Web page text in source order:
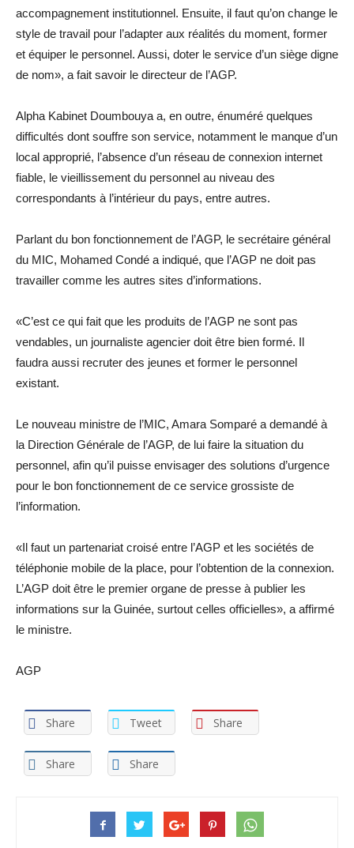
accompagnement institutionnel. Ensuite, il faut qu’on change le
style de travail pour l’adapter aux réalités du moment, former
et équiper le personnel. Aussi, doter le service d’un siège digne
de nom», a fait savoir le directeur de l’AGP.
Alpha Kabinet Doumbouya a, en outre, énuméré quelques
difficultés dont souffre son service, notamment le manque d’un
local approprié, l’absence d’un réseau de connexion internet
fiable, le vieillissement du personnel au niveau des
correspondants à l’intérieur du pays, entre autres.
Parlant du bon fonctionnement de l’AGP, le secrétaire général
du MIC, Mohamed Condé a indiqué, que l’AGP ne doit pas
travailler comme les autres sites d’informations.
«C’est ce qui fait que les produits de l’AGP ne sont pas
vendables, un journaliste agencier doit être bien formé. Il
faudra aussi recruter des jeunes et former le personnel
existant.
Le nouveau ministre de l’MIC, Amara Somparé a demandé à
la Direction Générale de l’AGP, de lui faire la situation du
personnel, afin qu’il puisse envisager des solutions d’urgence
pour le bon fonctionnement de ce service grossiste de
l’information.
«Il faut un partenariat croisé entre l’AGP et les sociétés de
téléphonie mobile de la place, pour l’obtention de la connexion.
L’AGP doit être le premier organe de presse à publier les
informations sur la Guinée, surtout celles officielles», a affirmé
le ministre.
AGP
Share Tweet Share
Share Share